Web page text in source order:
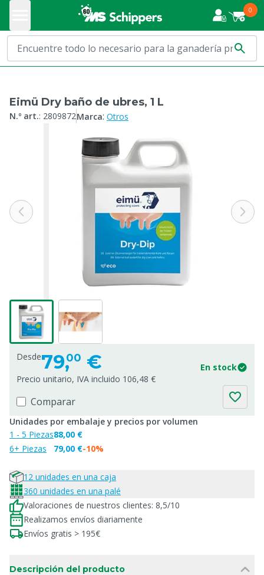
0
Eimü Dry baño de ubres, 1 L
N.º art.: 2809872Marca: Otros
Desde79,00 €
En stock
Precio unitario, IVA incluido 106,48 €
Comparar
Unidades por embalaje y precios por volumen
1 - 5 Piezas
6+ Piezas
88,00 €
79,00 €-10%
12 unidades en una caja
360 unidades en una palé
Valoraciones de nuestros clientes: 8,5/10
Realizamos envíos diariamente
Envíos gratis > 195€
Descripción del producto